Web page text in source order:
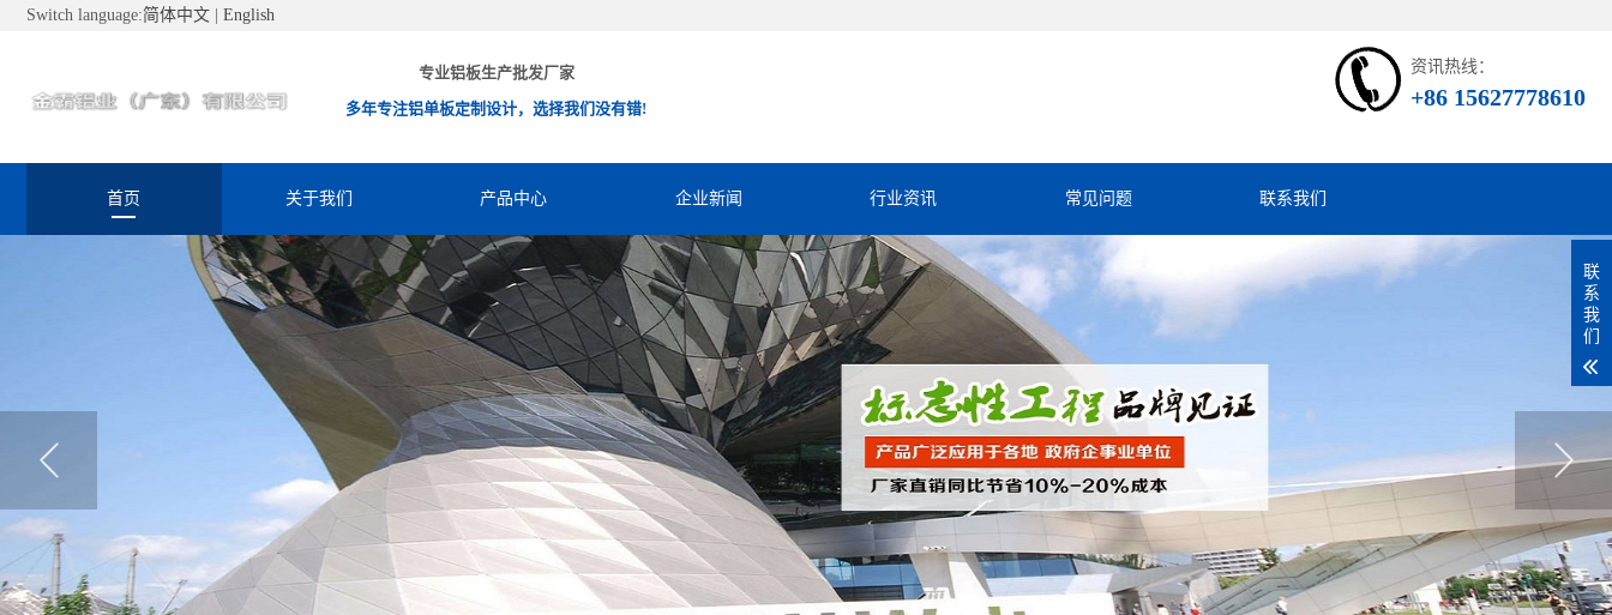
Switch language:简体中文 English
专业铝板生产批发厂家
多年专注铝单板定制设计，选择我们没有错!
资讯热线：
+86 15627778610
首页 关于我们 产品中心 企业新闻 行业资讯 常见问题 联系我们
联
系
我
们